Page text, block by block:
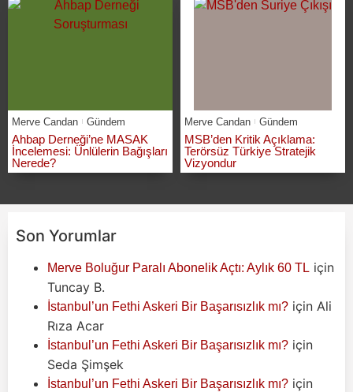
Merve Candan Gündem
Ahbap Derneği’ne MASAK
İncelemesi: Ünlülerin Bağışları
Nerede?
Merve Candan Gündem
MSB’den Kritik Açıklama:
Terörsüz Türkiye Stratejik
Vizyondur
Son Yorumlar
Merve Boluğur Paralı Abonelik Açtı: Aylık 60 TL için
Tuncay B.
İstanbul’un Fethi Askeri Bir Başarısızlık mı? için Ali
Rıza Acar
İstanbul’un Fethi Askeri Bir Başarısızlık mı? için
Seda Şimşek
İstanbul’un Fethi Askeri Bir Başarısızlık mı? için